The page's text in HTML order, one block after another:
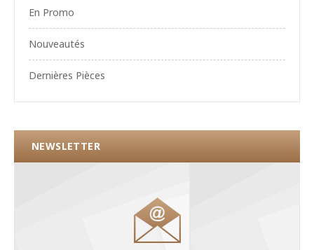
En Promo
Nouveautés
Dernières Pièces
NEWSLETTER